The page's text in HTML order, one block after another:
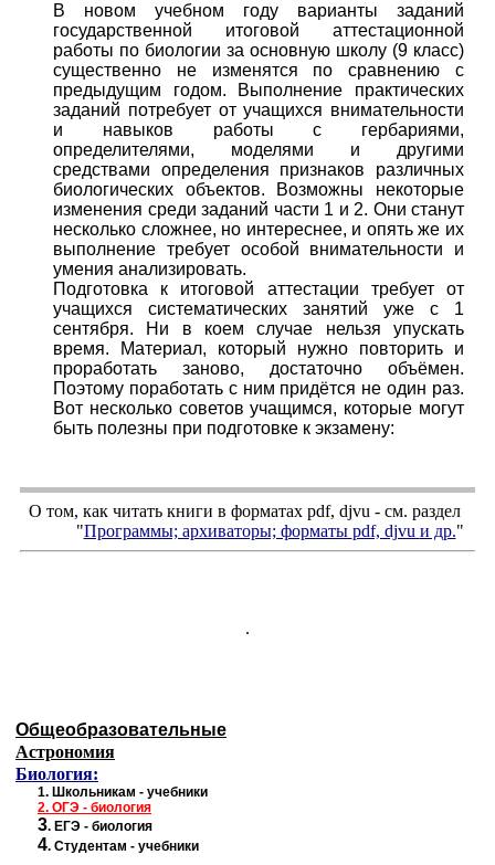
В новом учебном году варианты заданий
государственной итоговой аттестационной
работы по биологии за основную школу (9 класс)
существенно не изменятся по сравнению с
предыдущим годом. Выполнение практических
заданий потребует от учащихся внимательности
и навыков работы с гербариями,
определителями, моделями и другими
средствами определения признаков различных
биологических объектов. Возможны некоторые
изменения среди заданий части 1 и 2. Они станут
несколько сложнее, но интереснее, и опять же их
выполнение требует особой внимательности и
умения анализировать.
Подготовка к итоговой аттестации требует от
учащихся систематических занятий уже с 1
сентября. Ни в коем случае нельзя упускать
время. Материал, который нужно повторить и
проработать заново, достаточно объёмен.
Поэтому поработать с ним придётся не один раз.
Вот несколько советов учащимся, которые могут
быть полезны при подготовке к экзамену:
О том, как читать книги в форматах pdf, djvu - см. раздел
"Программы; архиваторы; форматы pdf, djvu и др."
.
Общеобразовательные
Астрономия
Биология:
1. Школьникам - учебники
2. ОГЭ - биология
3. ЕГЭ - биология
4. Студентам - учебники